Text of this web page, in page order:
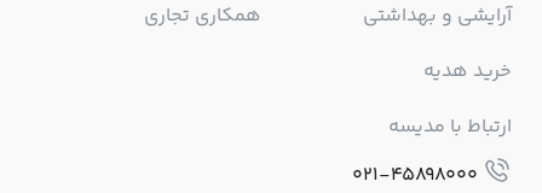
آرایشی و بهداشتی
خرید هدیه
همکاری تجاری
ارتباط با مدیسه
021-45898000